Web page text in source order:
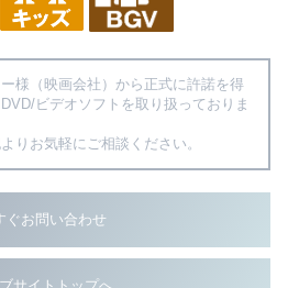
様（映画会社）から正式に許諾を得
ビデオソフトを取り扱っておりま
りお気軽にご相談ください。
ぐお問い合わせ